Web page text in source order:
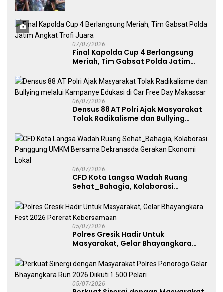
07/07/2026
Final Kapolda Cup 4 Berlangsung
Meriah, Tim Gabsat Polda Jatim
06/07/2026
Densus 88 AT Polri Ajak Masyarakat
Tolak Radikalisme dan Bullying
Free Day Makassar
06/07/2026
CFD Kota Langsa Wadah Ruang
Sehat_Bahagia, Kolaborasi
Dekranasda Gerakan Ekonomi Lokal
05/07/2026
Polres Gresik Hadir Untuk
Masyarakat, Gelar Bhayangkara
05/07/2026